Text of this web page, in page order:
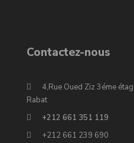
Contactez-nous
4,Rue Oued Ziz 3éme
Rabat
+212 661 351 119
+212 661 239 690